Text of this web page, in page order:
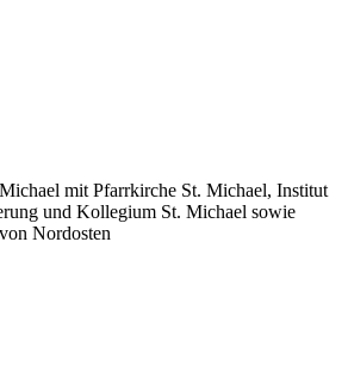
mit Pfarrkirche St. Michael, Institut
und Kollegium St. Michael sowie
Nordosten